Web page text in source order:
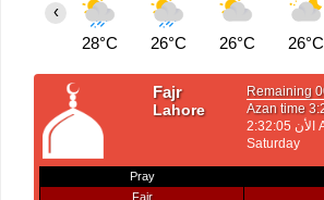
28°C 26°C 26°C 26°C
‹